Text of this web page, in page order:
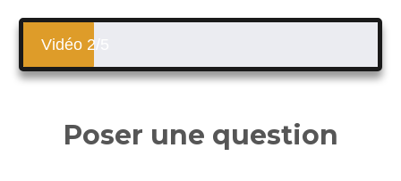
Vidéo 2/5
Poser une question